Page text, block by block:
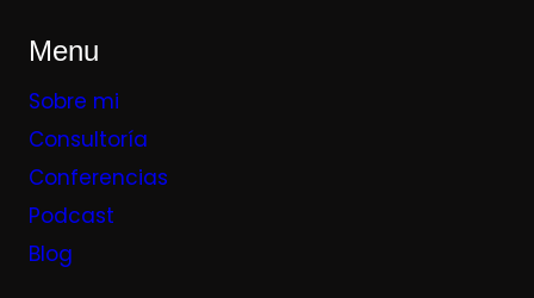
Menu
Sobre mi
Consultoría
Conferencias
Podcast
Blog